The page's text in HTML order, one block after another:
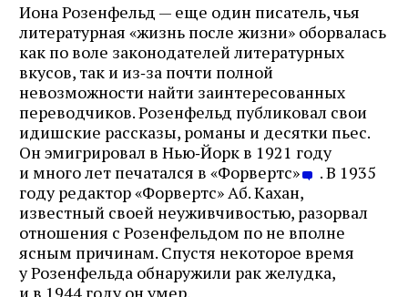
Иона Розенфельд — еще один писатель, чья
литературная «жизнь после жизни» оборвалась
как по воле законодателей литературных
вкусов, так и из‑за почти полной
невозможности найти заинтересованных
переводчиков. Розенфельд публиковал свои
идишские рассказы, романы и десятки пьес.
Он эмигрировал в Нью‑Йорк в 1921 году
и много лет печатался в «Форвертс»
. В 1935
году редактор «Форвертс» Аб. Кахан,
известный своей неуживчивостью, разорвал
отношения с Розенфельдом по не вполне
ясным причинам. Спустя некоторое время
у Розенфельда обнаружили рак желудка,
Журнал ЛЕХАИМ в вашем
email